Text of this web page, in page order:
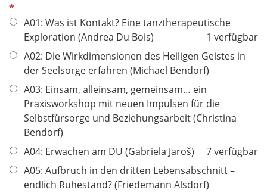
i
A01: Was ist Kontakt? Eine tanztherapeutische
Exploration (Andrea Du Bois)
1 verfügbar
A02: Die Wirkdimensionen des Heiligen Geistes in
der Seelsorge erfahren (Michael Bendorf)
A03: Einsam, alleinsam, gemeinsam… ein
Praxisworkshop mit neuen Impulsen für die
Selbstfürsorge und Beziehungsarbeit (Christina
Bendorf)
A04: Erwachen am DU (Gabriela Jaroš)
7 verfügbar
A05: Aufbruch in den dritten Lebensabschnitt –
endlich Ruhestand? (Friedemann Alsdorf)